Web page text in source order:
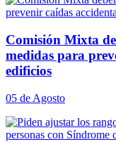
Comisión Mixta
medidas para
edificios
05 de Agosto